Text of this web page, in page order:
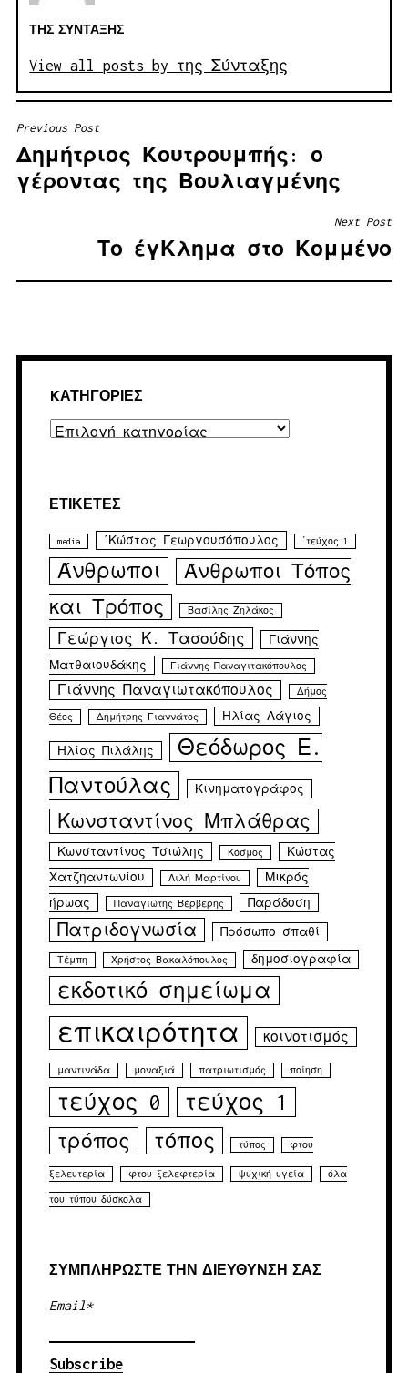
ΤΗΣ ΣΎΝΤΑΞΗΣ
View all posts by της Σύνταξης
ΠΛΟΉΓΗΣΗ
ΆΡΘΡΩΝ
Previous Post
Δημήτριος Κουτρουμπής: ο
γέροντας της Βουλιαγμένης
Next Post
Το έγΚλημα στο Κομμένο
KΑΤΗΓΟΡΊΕΣ
Kατηγορίες
ΕΤΙΚΈΤΕΣ
media ΄Κώστας Γεωργουσόπουλος ΄τεύχος 1
Άνθρωποι
Άνθρωποι Τόπος
και Τρόπος
Βασίλης Ζηλάκος
Γεώργιος Κ. Τασούδης
Γιάννης
Ματθαιουδάκης
Γιάννης Παναγιτακόπουλος
Γιάννης Παναγιωτακόπουλος Δήμος
Θέος Δημήτρης Γιαννάτος Ηλίας Λάγιος
Ηλίας Πιλάλης
Θεόδωρος Ε.
Παντούλας
Κινηματογράφος
Κωνσταντίνος Μπλάθρας
Κωνσταντίνος Τσιώλης Κόσμος
Κώστας
Χατζηαντωνίου
Λιλή Μαρτίνου
Μικρός
ήρωας
Παναγιώτης Βέρβερης Παράδοση
Πατριδογνωσία Πρόσωπο σπαθί
Τέμπη Χρήστος Βακαλόπουλος δημοσιογραφία
εκδοτικό σημείωμα
επικαιρότητα κοινοτισμός
μαντινάδα μοναξιά πατριωτισμός ποίηση
τεύχος 0 τεύχος 1
τρόπος τόπος τύπος φτου
ξελευτερία φτου ξελεφτερία ψυχική υγεία όλα
του τύπου δύσκολα
ΣΥΜΠΛΉΡΏΣΤΕ ΤΗΝ ΔΙΕΎΘΥΝΣΉ ΣΑΣ
Email*